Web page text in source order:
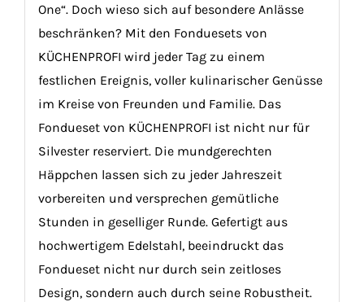
One“. Doch wieso sich auf besondere Anlässe
beschränken? Mit den Fonduesets von
KÜCHENPROFI wird jeder Tag zu einem
festlichen Ereignis, voller kulinarischer Genüsse
im Kreise von Freunden und Familie. Das
Fondueset von KÜCHENPROFI ist nicht nur für
Silvester reserviert. Die mundgerechten
Häppchen lassen sich zu jeder Jahreszeit
vorbereiten und versprechen gemütliche
Stunden in geselliger Runde. Gefertigt aus
hochwertigem Edelstahl, beeindruckt das
Fondueset nicht nur durch sein zeitloses
Design, sondern auch durch seine Robustheit.